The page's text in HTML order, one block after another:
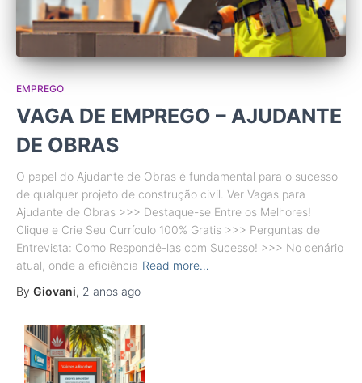
EMPREGO
VAGA DE EMPREGO – AJUDANTE
DE OBRAS
O papel do Ajudante de Obras é fundamental para o sucesso
de qualquer projeto de construção civil. Ver Vagas para
Ajudante de Obras >>> Destaque-se Entre os Melhores!
Clique e Crie Seu Currículo 100% Gratis >>> Perguntas de
Entrevista: Como Respondê-las com Sucesso! >>> No cenário
atual, onde a eficiência Read more…
By Giovani, 2 anos ago